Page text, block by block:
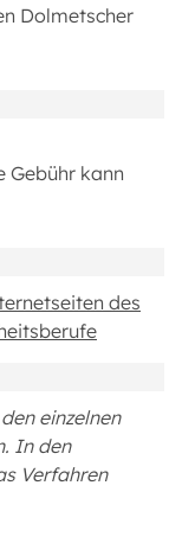
Dolmetscher
Gebühr kann
des
einzelnen
In den
Verfahren